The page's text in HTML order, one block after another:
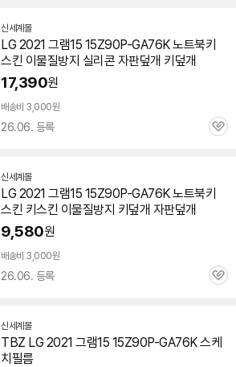
신세계몰
LG 2021 그램15 15Z90P-GA76K 노트북키
스킨 이물질방지 실리콘 자판덮개 키덮개
17,390원
배송비 3,000원
26.06. 등록
관
신세계몰
LG 2021 그램15 15Z90P-GA76K 노트북키
스킨 키스킨 이물질방지 키덮개 자판덮개
9,580원
배송비 3,000원
26.06. 등록
관
신세계몰
TBZ LG 2021 그램15 15Z90P-GA76K 스케
치필름